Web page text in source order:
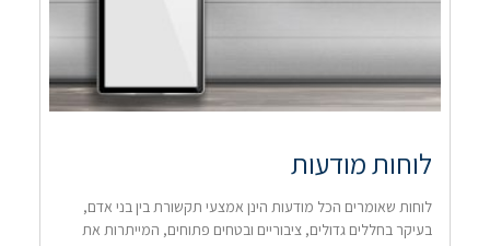
לוחות מודעות
לוחות שאומרים הכל מודעות הינן אמצעי תקשורת בין בני אדם,
בעיקר בחללים גדולים, ציבוריים ובטחים פתוחים, המייתרות את